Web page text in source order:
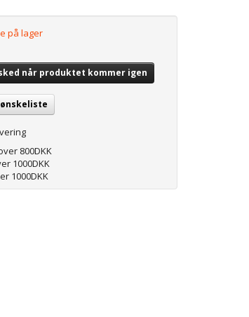
på lager
når produktet kommer igen
800DKK
1000DKK
1000DKK